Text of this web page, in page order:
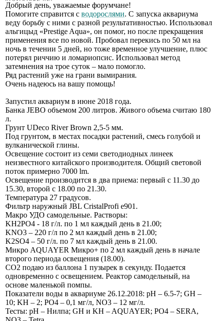
Добрый день, уважаемые форумчане!
Помогите справится с водорослями. С запуска аквариума
веду борьбу с ними с разной результативностью. Использовал
альгицыд «Prestige Aqua», он помог, но после прекращения
применения все по новой. Пробовал перекись по 50 мл на
ночь в течении 5 дней, но тоже временное улучшение, плюс
потерял риччию и ломариопсис. Использовал метод
затемнения на трое суток – мало помогло.
Ряд растений уже на грани вымирания.
Очень надеюсь на вашу помощь!
Запустил аквариум в июне 2018 года.
Банка JEBO объемом 200 литров. Живого объема считаю 180
л.
Грунт UDeco River Brown 2,5-5 мм.
Под грунтом, в местах посадки растений, смесь голубой и
вулканической глины.
Освещение состоит из семи светодиодных линеек
неизвестного китайского производителя. Общий световой
поток примерно 7000 lm.
Освещение производится в два приема: первый с 11.30 до
15.30, второй с 18.00 по 21.30.
Температура 27 градусов.
Фильтр наружный JBL CristalProfi e901.
Макро УДО самодельные. Растворы:
KH2PO4 - 18 г/л. по 1 мл каждый день в 21.00;
KNO3 – 220 г/л по 2 мл каждый день в 21.00;
K2SO4 – 50 г/л. по 7 мл каждый день в 21.00.
Микро AQUAYER Микро+ по 2 мл каждый день в начале
второго периода освещения (18.00).
CO2 подаю из баллона 1 пузырек в секунду. Подается
одновременно с освещением. Реактор самодельный, на
основе маленькой помпы.
Показатели воды в аквариуме 26.12.2018: pH – 6.5-7; GH –
10; KH – 2; PO4 – 0,1 мг/л, NO3 – 12 мг/л.
Тесты: pH – Нилпа; GH и KH – AQUAYER; PO4 – SERA,